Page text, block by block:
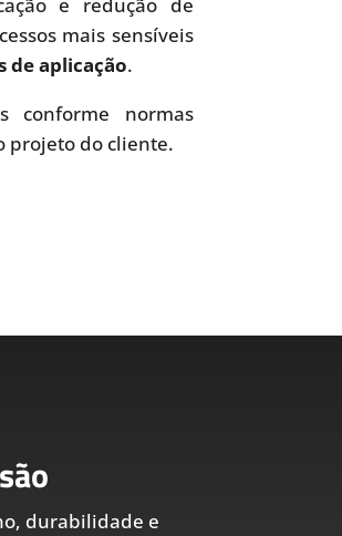
mais sensíveis
de aplicação.
conforme normas
projeto do cliente.
durabilidade e